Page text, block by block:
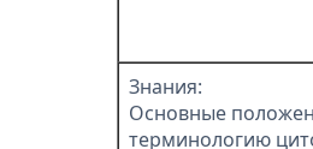
Знания:
Основные
терминологию